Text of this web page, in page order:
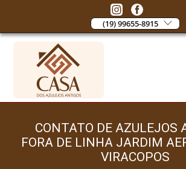
(19) 99655-8915
CONTATO DE AZULEJOS
FORA DE LINHA JARDIM
VIRACOPOS